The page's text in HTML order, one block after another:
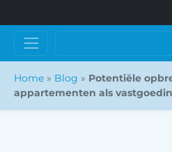
Home » Blog » Potentiële
appartementen als